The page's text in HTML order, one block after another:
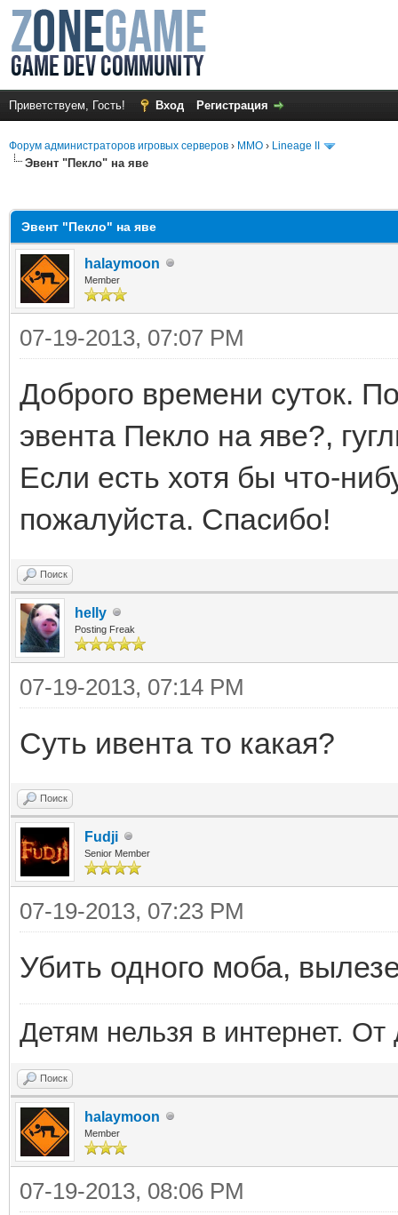
Приветствуем, Гость! Вход Регистрация
Форум администраторов игровых серверов › MMO › Lineage II
Эвент "Пекло" на яве
Эвент "Пекло" на яве
halaymoon
Member
07-19-2013, 07:07 PM
Доброго времени суток.
эвента Пекло на яве?,
Если есть хотя бы что-
пожалуйста. Спасибо!
Поиск
helly
Posting Freak
07-19-2013, 07:14 PM
Суть ивента то какая?
Поиск
Fudji
Senior Member
07-19-2013, 07:23 PM
Убить одного моба,
Детям нельзя в интернет. От
Поиск
halaymoon
Member
07-19-2013, 08:06 PM